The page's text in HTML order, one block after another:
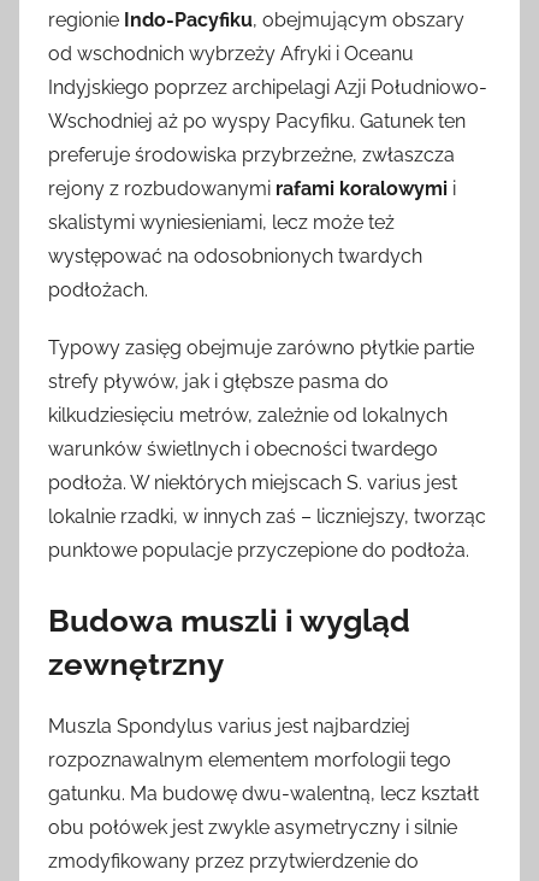
regionie Indo-Pacyfiku, obejmującym obszary
od wschodnich wybrzeży Afryki i Oceanu
Indyjskiego poprzez archipelagi Azji Południowo-
Wschodniej aż po wyspy Pacyfiku. Gatunek ten
preferuje środowiska przybrzeżne, zwłaszcza
rejony z rozbudowanymi rafami koralowymi i
skalistymi wyniesieniami, lecz może też
występować na odosobnionych twardych
podłożach.
Typowy zasięg obejmuje zarówno płytkie partie
strefy pływów, jak i głębsze pasma do
kilkudziesięciu metrów, zależnie od lokalnych
warunków świetlnych i obecności twardego
podłoża. W niektórych miejscach S. varius jest
lokalnie rzadki, w innych zaś – liczniejszy, tworząc
punktowe populacje przyczepione do podłoża.
Budowa muszli i wygląd
zewnętrzny
Muszla Spondylus varius jest najbardziej
rozpoznawalnym elementem morfologii tego
gatunku. Ma budowę dwu-walentną, lecz kształt
obu połówek jest zwykle asymetryczny i silnie
zmodyfikowany przez przytwierdzenie do